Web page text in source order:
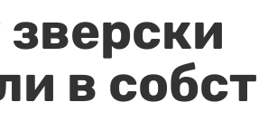
в